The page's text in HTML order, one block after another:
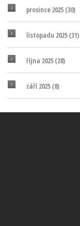
prosince 2025 (30)
listopadu 2025 (31)
října 2025 (28)
září 2025 (8)